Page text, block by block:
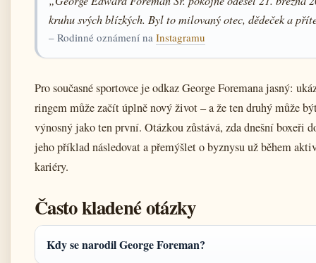
kruhu svých blízkých. Byl to milovaný otec, dědeček a
– Rodinné oznámení na Instagramu
Pro současné sportovce je odkaz George Foremana jasný:
ringem může začít úplně nový život – a že ten druhý může
výnosný jako ten první. Otázkou zůstává, zda dnešní boxeři
jeho příklad následovat a přemýšlet o byznysu už během
kariéry.
Často kladené otázky
Kdy se narodil George Foreman?